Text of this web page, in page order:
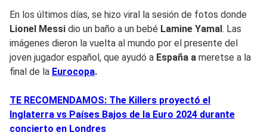
En los últimos días, se hizo viral la sesión de fotos donde
Lionel Messi dio un baño a un bebé Lamine Yamal. Las
imágenes dieron la vuelta al mundo por el presente del
joven jugador español, que ayudó a España a meretse a la
final de la Eurocopa.
TE RECOMENDAMOS: The Killers proyectó el
Inglaterra vs Países Bajos de la Euro 2024 durante
concierto en Londres